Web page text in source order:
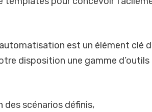
est un élément clé
disposition une gamme
des scénarios définis,